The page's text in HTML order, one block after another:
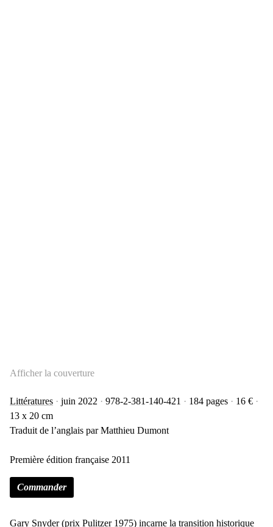
Afficher la couverture
Littératures juin 2022 978-2-381-140-421 184 pages
16 €
13 x 20 cm
Traduit de l’anglais par Matthieu Dumont
Première édition française 2011
Commander
Gary Snyder (prix Pulitzer 1975) incarne la transition historique